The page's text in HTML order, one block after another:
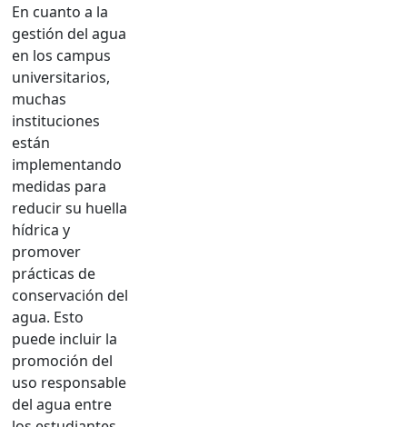
En cuanto a la
gestión del agua
en los campus
universitarios,
muchas
instituciones
están
implementando
medidas para
reducir su huella
hídrica y
promover
prácticas de
conservación del
agua. Esto
puede incluir la
promoción del
uso responsable
del agua entre